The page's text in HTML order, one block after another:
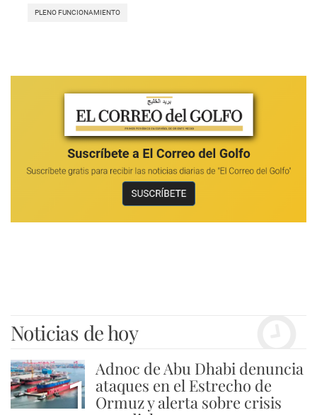
PLENO FUNCIONAMIENTO
Noticias de hoy
1
Adnoc de Abu Dhabi denuncia
ataques en el Estrecho de
Ormuz y alerta sobre crisis